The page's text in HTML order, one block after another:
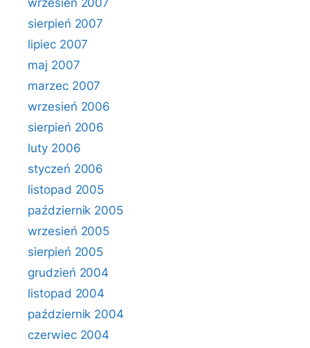
wrzesień 2007
sierpień 2007
lipiec 2007
maj 2007
marzec 2007
wrzesień 2006
sierpień 2006
luty 2006
styczeń 2006
listopad 2005
październik 2005
wrzesień 2005
sierpień 2005
grudzień 2004
listopad 2004
październik 2004
czerwiec 2004